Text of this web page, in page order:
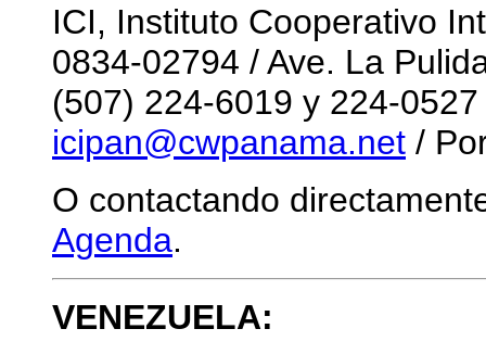
ICI, Instituto Cooperativo
0834-02794 / Ave. La
(507) 224-6019 y 224-
icipan@cwpanama.net /
O contactando
Agenda.
VENEZUELA: